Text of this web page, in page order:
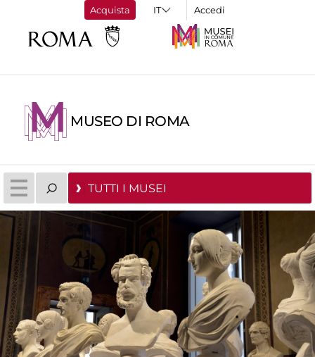
Acquista Accedi
MUSEO DI ROMA
TUTTI I MUSEI